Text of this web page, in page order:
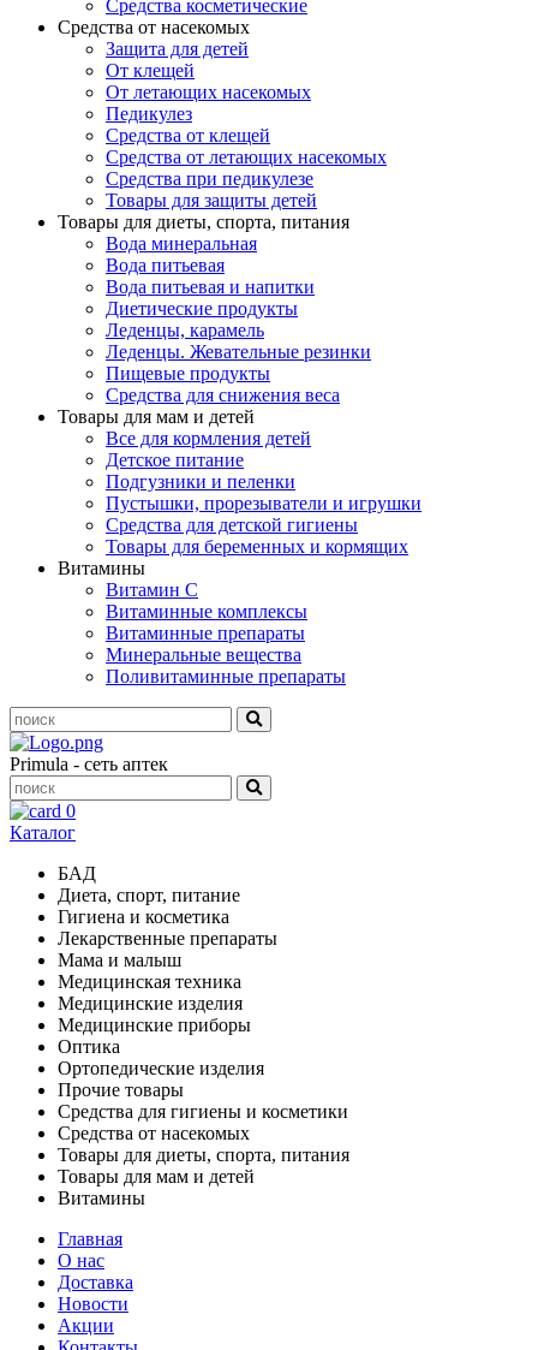
Средства косметические
Средства от насекомых
Защита для детей
От клещей
От летающих насекомых
Педикулез
Средства от клещей
Средства от летающих насекомых
Средства при педикулезе
Товары для защиты детей
Товары для диеты, спорта, питания
Вода минеральная
Вода питьевая
Вода питьевая и напитки
Диетические продукты
Леденцы, карамель
Леденцы. Жевательные резинки
Пищевые продукты
Средства для снижения веса
Товары для мам и детей
Все для кормления детей
Детское питание
Подгузники и пеленки
Пустышки, прорезыватели и игрушки
Средства для детской гигиены
Товары для беременных и кормящих
Витамины
Витамин С
Витаминные комплексы
Витаминные препараты
Минеральные вещества
Поливитаминные препараты
Primula - сеть аптек
0
Каталог
БАД
Диета, спорт, питание
Гигиена и косметика
Лекарственные препараты
Мама и малыш
Медицинская техника
Медицинские изделия
Медицинские приборы
Оптика
Ортопедические изделия
Прочие товары
Средства для гигиены и косметики
Средства от насекомых
Товары для диеты, спорта, питания
Товары для мам и детей
Витамины
Главная
О нас
Доставка
Новости
Акции